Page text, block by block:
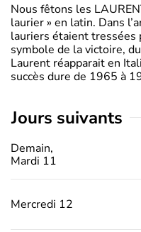
Nous fêtons les
laurier » en latin. Dans
lauriers étaient tressées
symbole de la victoire,
Laurent réapparait en
succès dure de 1965 à
jours suivants
Demain,
Mardi 11
Mercredi 12